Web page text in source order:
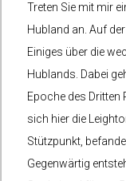
Treten Sie mit mir
Hubland an. Auf
Einiges über die
Hublands. Dabei
Epoche des Dritten
sich hier die
Stützpunkt,
Gegenwärtig